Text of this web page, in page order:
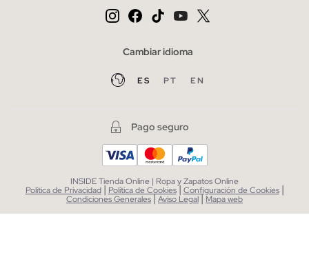
Cambiar idioma
ES PT EN
Pago seguro
INSIDE Tienda Online | Ropa y Zapatos Online
Política de Privacidad | Política de Cookies| Configuración de Cookies |
Condiciones Generales|Aviso Legal| Mapa web